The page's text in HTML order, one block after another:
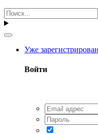
Уже
Войти